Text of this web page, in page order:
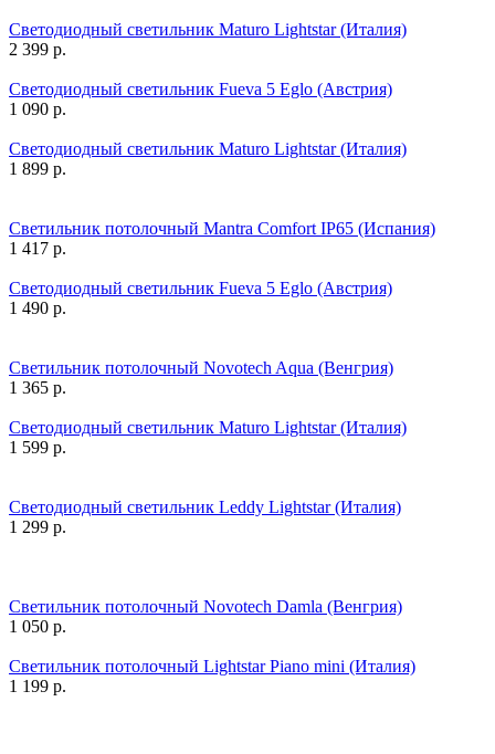
Светодиодный светильник Maturo Lightstar (Италия)
2 399 р.
Светодиодный светильник Fueva 5 Eglo (Австрия)
1 090 р.
Светодиодный светильник Maturo Lightstar (Италия)
1 899 р.
Светильник потолочный Mantra Comfort IP65 (Испания)
1 417 р.
Светодиодный светильник Fueva 5 Eglo (Австрия)
1 490 р.
Светильник потолочный Novotech Aqua (Венгрия)
1 365 р.
Светодиодный светильник Maturo Lightstar (Италия)
1 599 р.
Светодиодный светильник Leddy Lightstar (Италия)
1 299 р.
Светильник потолочный Novotech Damla (Венгрия)
1 050 р.
Светильник потолочный Lightstar Piano mini (Италия)
1 199 р.